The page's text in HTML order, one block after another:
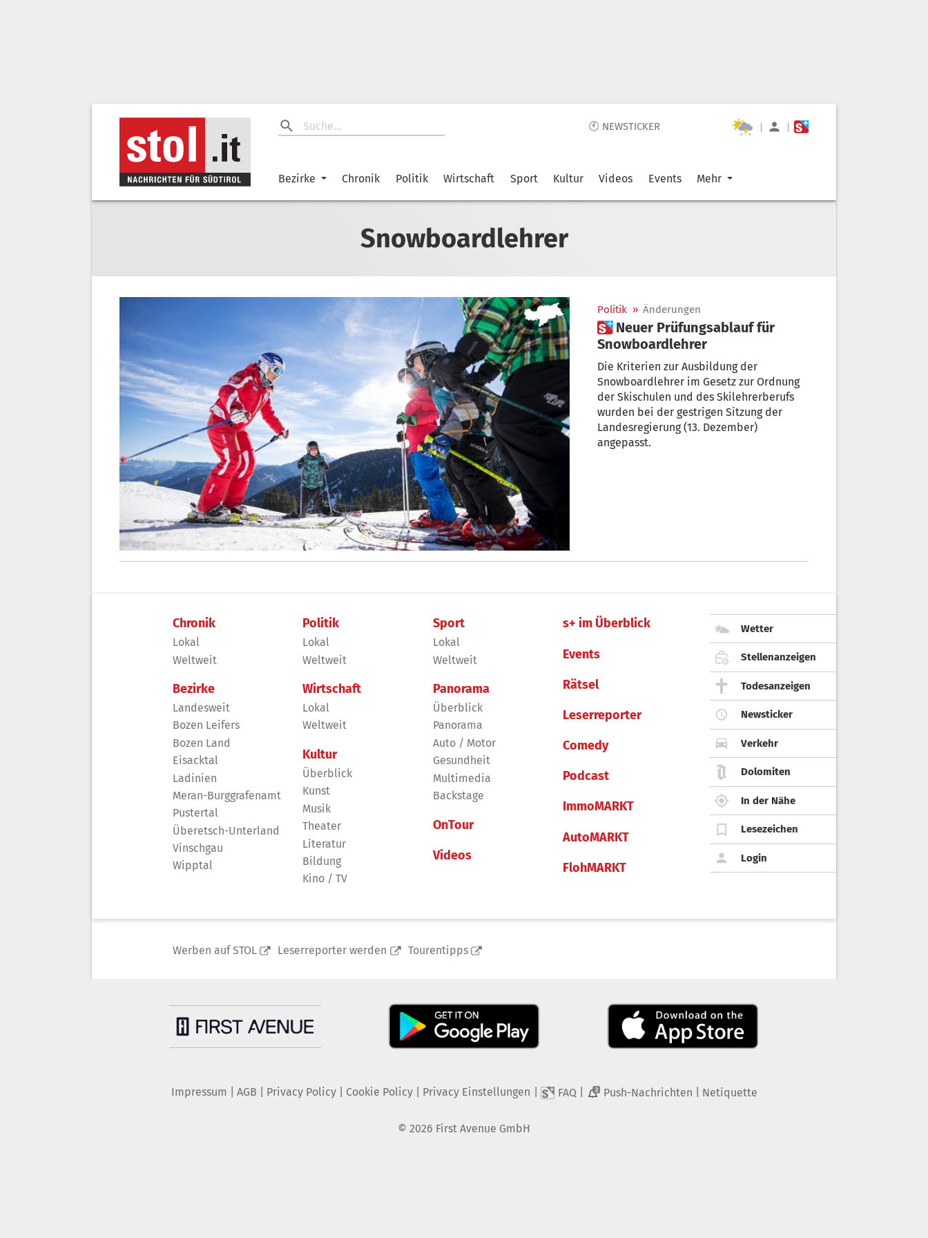
🕙 NEWSTICKER | |
Bezirke Chronik Politik Wirtschaft Sport Kultur Videos Events Mehr
Snowboardlehrer
Politik » Änderungen
 Neuer Prüfungsablauf für
Snowboardlehrer
Die Kriterien zur Ausbildung der
Snowboardlehrer im Gesetz zur Ordnung
der Skischulen und des Skilehrerberufs
wurden bei der gestrigen Sitzung der
Landesregierung (13. Dezember)
angepasst.
Chronik
Lokal
Weltweit
Bezirke
Landesweit
Bozen Leifers
Bozen Land
Eisacktal
Ladinien
Meran-Burggrafenamt
Pustertal
Überetsch-Unterland
Vinschgau
Wipptal
Politik
Lokal
Weltweit
Wirtschaft
Lokal
Weltweit
Kultur
Überblick
Kunst
Musik
Theater
Literatur
Bildung
Kino / TV
Sport
Lokal
Weltweit
Panorama
Überblick
Panorama
Auto / Motor
Gesundheit
Multimedia
Backstage
OnTour
Videos
s+ im Überblick
Events
Rätsel
Leserreporter
Comedy
Podcast
ImmoMARKT
AutoMARKT
FlohMARKT
Wetter
Stellenanzeigen
Todesanzeigen
Newsticker
Verkehr
Dolomiten
In der Nähe
Lesezeichen
Login
Werben auf STOL Leserreporter werden Tourentipps
Impressum AGB Privacy Policy| Cookie Policy| Privacy Einstellungen FAQ 2 Push-Nachrichten Netiquette
© 2026 First Avenue GmbH